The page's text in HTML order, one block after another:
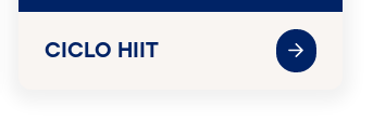
CICLO HIIT